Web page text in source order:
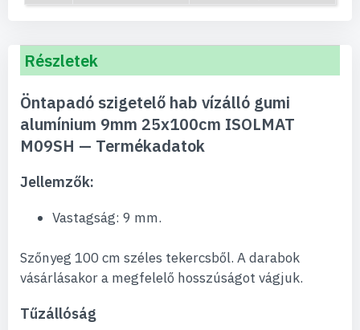
Részletek
Öntapadó szigetelő hab vízálló gumi
alumínium 9mm 25x100cm ISOLMAT
M09SH — Termékadatok
Jellemzők:
Vastagság: 9 mm.
Szőnyeg 100 cm széles tekercsből. A darabok
vásárlásakor a megfelelő hosszúságot vágjuk.
Tűzállóság